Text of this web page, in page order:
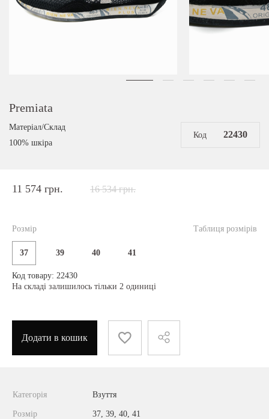
Premiata
Матеріал/Склад
100% шкіра
Код 22430
11 574 грн. 16 534 грн.
Таблиця розмірів
Розмір
37 39 40 41
Код товару: 22430
На складі залишилось тільки 2 одиниці
Додати в кошик
Категорія Взуття
Розмір 37, 39, 40, 41